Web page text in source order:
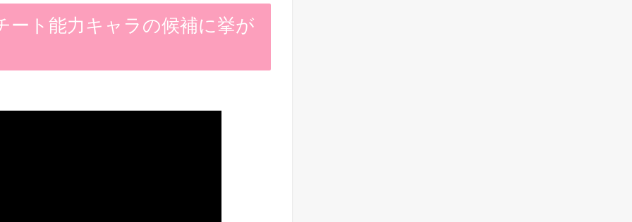
ート能力キャラの候補に挙が